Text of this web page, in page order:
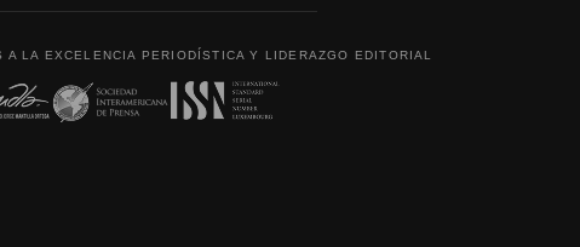
A LA EXCELENCIA PERIODÍSTICA Y LIDERAZGO EDITORIAL